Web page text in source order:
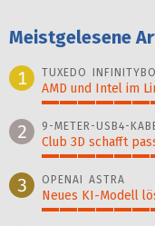
Meistgelesene
1
TUXEDO
AMD und Intel im
2 9-METER-USB4-
Club 3D schafft
3 OPENAI ASTRA
Neues KI-Modell